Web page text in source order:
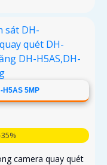
H5AS 5MP
camera quay quét